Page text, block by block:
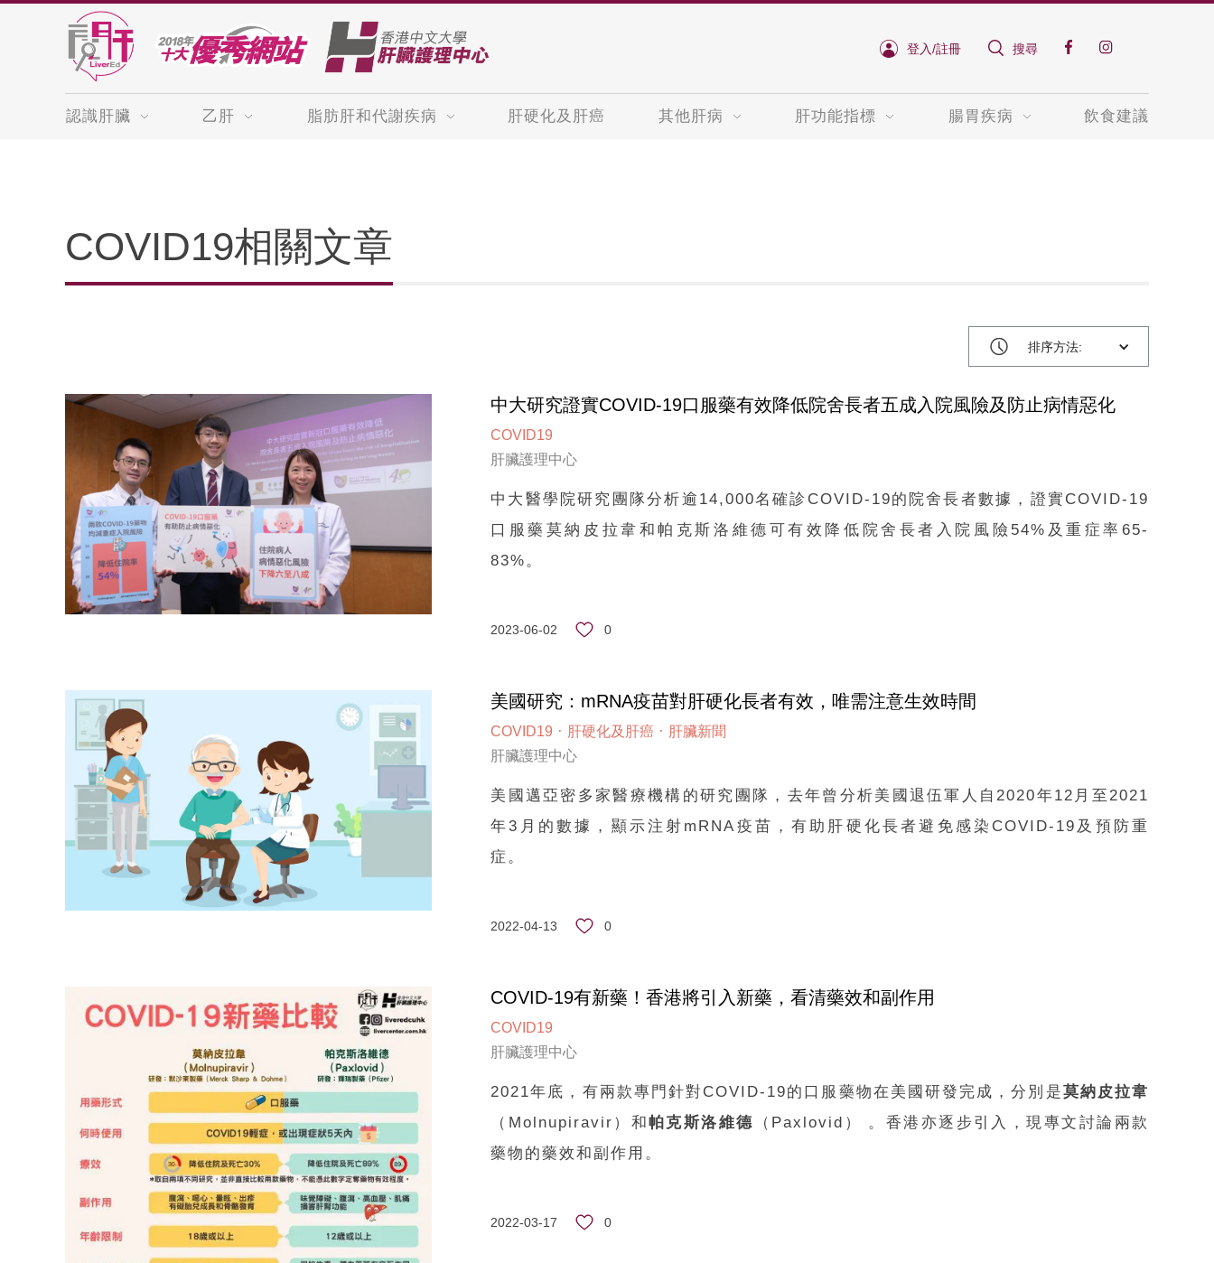
登入/註冊 搜尋
認識肝臟 乙肝 脂肪肝和代謝疾病 肝硬化及肝癌 其他肝病 肝功能指標 腸胃疾病 飲食建議
COVID19相關文章
排序方法:
中大研究證實COVID-19口服藥有效降低院舍長者五成入院風險及防止病情惡化
COVID19
肝臟護理中心
中大醫學院研究團隊分析逾14,000名確診COVID-19的院舍長者數據，證實COVID-19
口服藥莫納皮拉韋和帕克斯洛維德可有效降低院舍長者入院風險54%及重症率65-
83%。
2023-06-02 0
美國研究：mRNA疫苗對肝硬化長者有效，唯需注意生效時間
COVID19 · 肝硬化及肝癌 · 肝臟新聞
肝臟護理中心
美國邁亞密多家醫療機構的研究團隊，去年曾分析美國退伍軍人自2020年12月至2021
年3月的數據，顯示注射mRNA疫苗，有助肝硬化長者避免感染COVID-19及預防重
症。
2022-04-13 0
COVID-19有新藥！香港將引入新藥，看清藥效和副作用
COVID19
肝臟護理中心
2021年底，有兩款專門針對COVID-19的口服藥物在美國研發完成，分別是莫納皮拉韋
（Molnupiravir）和帕克斯洛維德 （Paxlovid） 。香港亦逐步引入，現專文討論兩款
藥物的藥效和副作用。
2022-03-17 0